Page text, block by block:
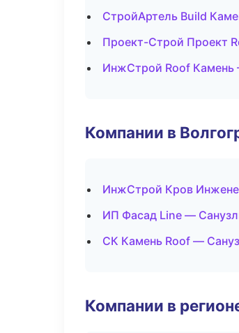
СтройАртель Build
Проект-Строй Проект
ИнжСтрой Roof Камень
Компании в
ИнжСтрой Кров
ИП Фасад Line —
СК Камень Roof —
Компании в